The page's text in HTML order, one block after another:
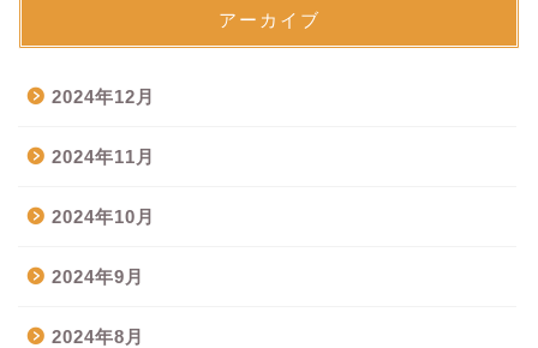
アーカイブ
2024年12月
2024年11月
2024年10月
2024年9月
2024年8月